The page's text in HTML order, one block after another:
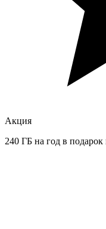
Акция
240 ГБ на год в